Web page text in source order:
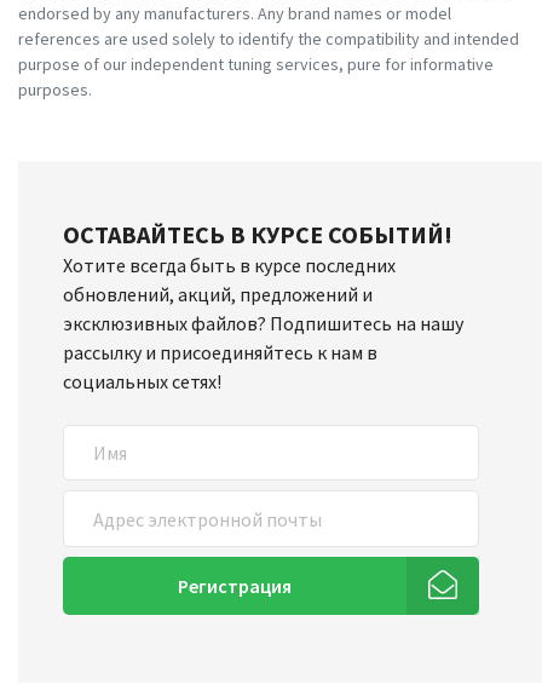
endorsed by any manufacturers. Any brand names or model
references are used solely to identify the compatibility and intended
purpose of our independent tuning services, pure for informative
purposes.
ОСТАВАЙТЕСЬ В КУРСЕ СОБЫТИЙ!
Хотите всегда быть в курсе последних
обновлений, акций, предложений и
эксклюзивных файлов? Подпишитесь на нашу
рассылку и присоединяйтесь к нам в
социальных сетях!
Регистрация